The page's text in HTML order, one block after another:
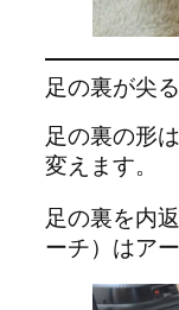
足の裏が尖
足の裏の形
変えます。
足の裏を内
ーチ）はア